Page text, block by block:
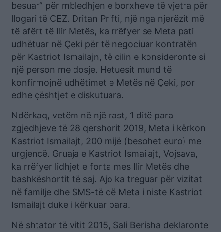
besuar” për mbledhjen e borxheve të vjetra për
llogari të CEZ. Dritan Prifti, një nga njerëzit më
të afërt të Ilir Metës, ka rrëfyer se Meta pati
udhëtuar në Çeki për të negociuar kontratën
për Kastriot Ismailajn, të cilin e konsideronte si
një person me dosje. Hetuesit mund të
konfirmojnë udhëtimet e Metës në Çeki, por
edhe çështjet e diskutuara.
Ndërkaq, vetëm në një rast, 1 ditë para
zgjedhjeve të 28 qershorit 2019, Meta i kërkon
Kastriot Ismailajt, 200 mijë (besohet euro) me
urgjencë. Gruaja e Kastriot Ismailajt, Vojsava,
ka rrëfyer lidhjet e forta mes Ilir Metës dhe
bashkëshortit të saj. Ajo ka treguar për vizitat
në familje dhe SMS-të që Meta i niste Kastriot
Ismailajt duke i kërkuar para.
Në shtator të vitit 2015, Sali Berisha deklaronte